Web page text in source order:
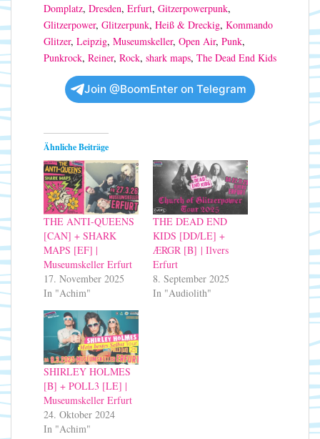
Domplatz, Dresden, Erfurt, Gitzerpowerpunk,
Glitzerpower, Glitzerpunk, Heiß & Dreckig, Kommando
Glitzer, Leipzig, Museumskeller, Open Air, Punk,
Punkrock, Reiner, Rock, shark maps, The Dead End Kids
Join @BoomEnter on Telegram
Ähnliche Beiträge
THE ANTI-QUEENS
[CAN] + SHARK
MAPS [EF] |
Museumskeller Erfurt
17. November 2025
In "Achim"
THE DEAD END
KIDS [DD/LE] +
ÆRGR [B] | Ilvers
Erfurt
8. September 2025
In "Audiolith"
SHIRLEY HOLMES
[B] + POLL3 [LE] |
Museumskeller Erfurt
24. Oktober 2024
In "Achim"